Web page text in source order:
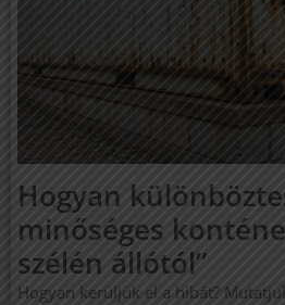
Hogyan
minőséges
szélén állótól”
Hogyan kerüljük el a hibát?